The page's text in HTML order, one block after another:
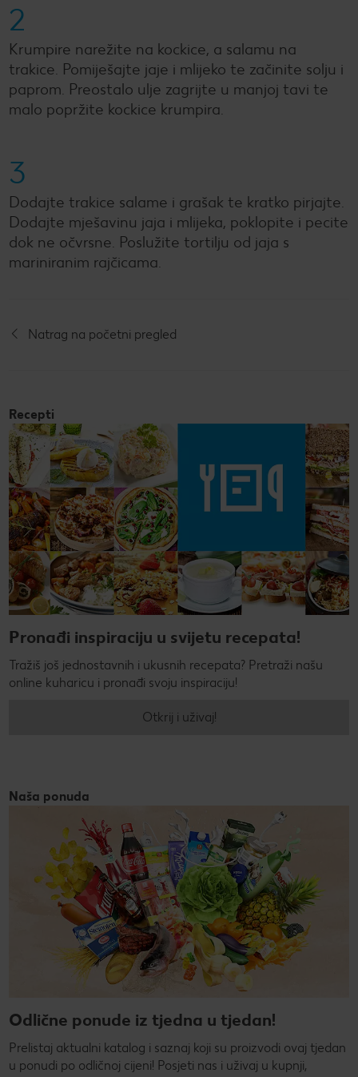
2
Krumpire narežite na kockice, a salamu na
trakice. Pomiješajte jaje i mlijeko te začinite solju i
paprom. Preostalo ulje zagrijte u manjoj tavi te
malo popržite kockice krumpira.
3
Dodajte trakice salame i grašak te kratko pirjajte.
Dodajte mješavinu jaja i mlijeka, poklopite i pecite
dok ne očvrsne. Poslužite tortilju od jaja s
mariniranim rajčicama.
Natrag na početni pregled
Recepti
Pronađi inspiraciju u svijetu recepata!
Tražiš još jednostavnih i ukusnih recepata? Pretraži našu
online kuharicu i pronađi svoju inspiraciju!
Otkrij i uživaj!
Naša ponuda
Odlične ponude iz tjedna u tjedan!
Prelistaj aktualni katalog i saznaj koji su proizvodi ovaj tjedan
u ponudi po odličnoj cijeni! Posjeti nas i uživaj u kupnji,